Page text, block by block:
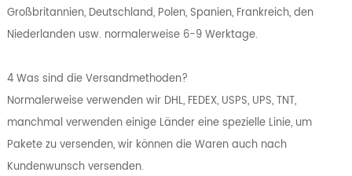
Großbritannien, Deutschland, Polen, Spanien, Frankreich, den
Niederlanden usw. normalerweise 6-9 Werktage.
4 Was sind die Versandmethoden?
Normalerweise verwenden wir DHL, FEDEX, USPS, UPS, TNT,
manchmal verwenden einige Länder eine spezielle Linie, um
Pakete zu versenden, wir können die Waren auch nach
Kundenwunsch versenden.